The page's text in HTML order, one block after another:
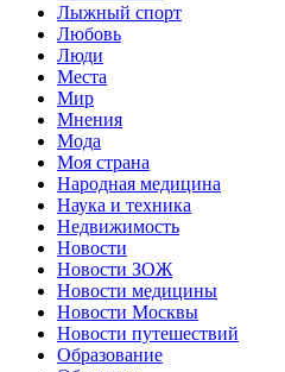
Лыжный спорт
Любовь
Люди
Места
Мир
Мнения
Мода
Моя страна
Народная медицина
Наука и техника
Недвижимость
Новости
Новости ЗОЖ
Новости медицины
Новости Москвы
Новости путешествий
Образование